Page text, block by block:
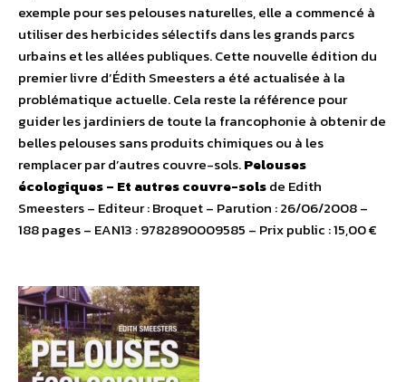
exemple pour ses pelouses naturelles, elle a commencé à
utiliser des herbicides sélectifs dans les grands parcs
urbains et les allées publiques. Cette nouvelle édition du
premier livre d’Édith Smeesters a été actualisée à la
problématique actuelle. Cela reste la référence pour
guider les jardiniers de toute la francophonie à obtenir de
belles pelouses sans produits chimiques ou à les
remplacer par d’autres couvre-sols.Pelouses
écologiques – Et autres couvre-solsde Edith
Smeesters – Editeur : Broquet – Parution : 26/06/2008 –
188 pages – EAN13 : 9782890009585 – Prix public : 15,00 €